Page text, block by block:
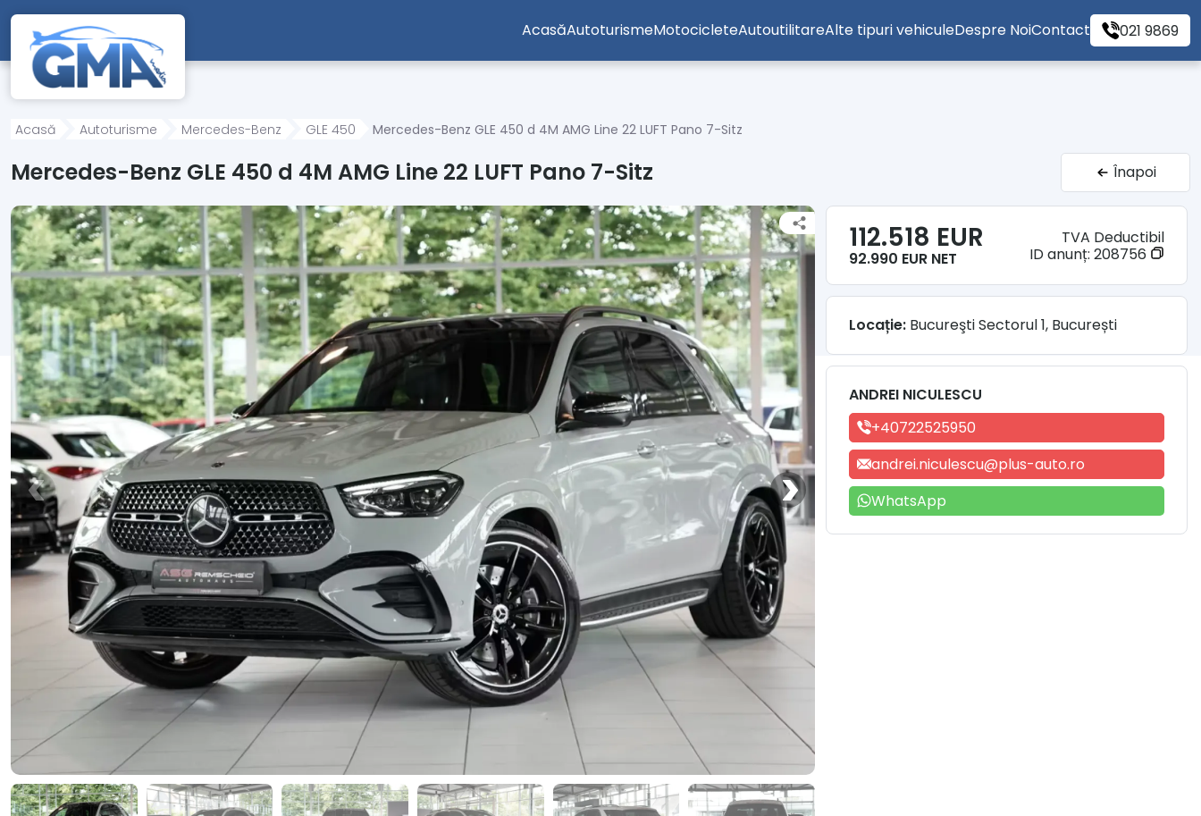
Mergi direct la conținutul principal
AcasăAutoturismeMotocicleteAutoutilitareAlte tipuri vehiculeDespre NoiContact 021 9869
Acasă Autoturisme Mercedes-Benz GLE 450 Mercedes-Benz GLE 450 d 4M AMG Line 22 LUFT Pano 7-Sitz
Mercedes-Benz GLE 450 d 4M AMG Line 22 LUFT Pano 7-Sitz Înapoi
112.518 EUR
92.990 EUR NET
TVA Deductibil
ID anunț: 208756
Locație: Bucureşti Sectorul 1, București
ANDREI NICULESCU
+40722525950
andrei.niculescu@plus-auto.ro
WhatsApp